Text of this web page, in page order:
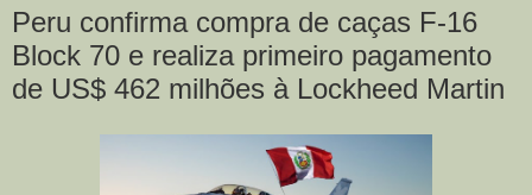
Peru confirma compra de caças F-16
Block 70 e realiza primeiro pagamento
de US$ 462 milhões à Lockheed Martin